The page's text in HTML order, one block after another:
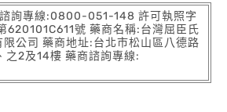
詢專線:0800-051-148 許可執照字
620101C611號 藥商名稱:台灣屈臣氏
公司 藥商地址:台北市松山區八德路
之2及14樓 藥商諮詢專線: